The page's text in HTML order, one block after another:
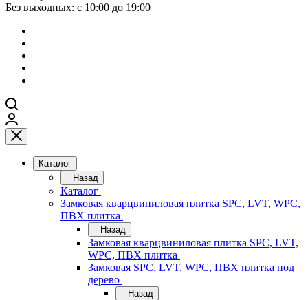
Без выходных: с 10:00 до 19:00
Каталог
Назад
Каталог
Замковая кварцвиниловая плитка SPC, LVT, WPC,
ПВХ плитка
Назад
Замковая кварцвиниловая плитка SPC, LVT,
WPC, ПВХ плитка
Замковая SPC, LVT, WPC, ПВХ плитка под
дерево
Назад